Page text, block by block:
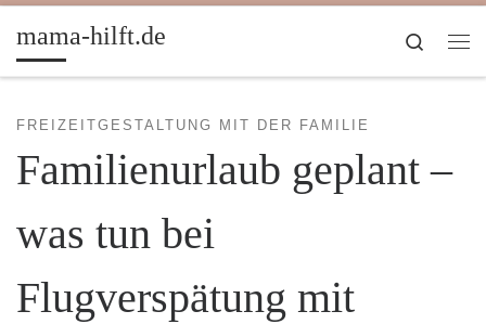
Zum Inhalt springen
mama-hilft.de
Search
FREIZEITGESTALTUNG MIT DER FAMILIE
Familienurlaub geplant –
was tun bei
Flugverspätung mit